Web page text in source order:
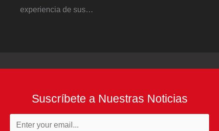
experiencia de sus…
Suscríbete a Nuestras Noticias